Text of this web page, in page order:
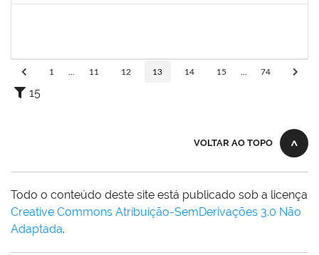
1 11 12 13 14 15 74
15
VOLTAR AO TOPO
Todo o conteúdo deste site está publicado sob a licença
Creative Commons Atribuição-SemDerivações 3.0 Não
Adaptada.